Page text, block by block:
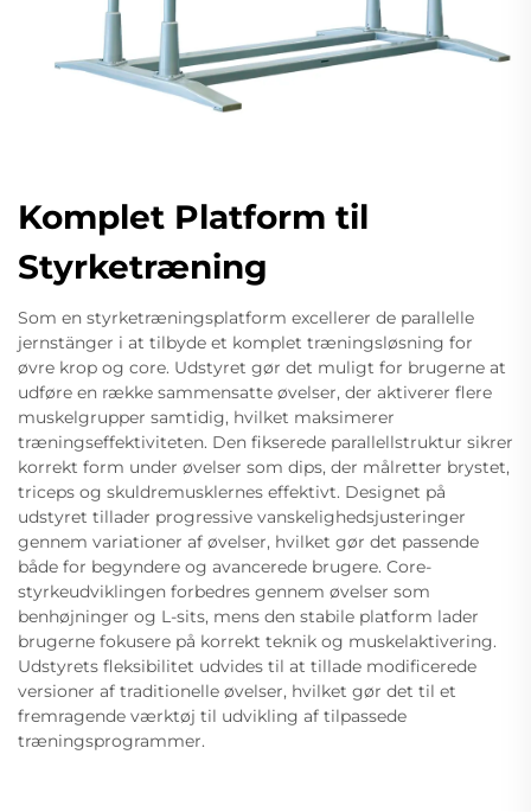
Komplet Platform til
Styrketræning
Som en styrketræningsplatform excellerer de parallelle
jernstänger i at tilbyde et komplet træningsløsning for
øvre krop og core. Udstyret gør det muligt for brugerne at
udføre en række sammensatte øvelser, der aktiverer flere
muskelgrupper samtidig, hvilket maksimerer
træningseffektiviteten. Den fikserede parallellstruktur sikrer
korrekt form under øvelser som dips, der målretter brystet,
triceps og skuldremusklernes effektivt. Designet på
udstyret tillader progressive vanskelighedsjusteringer
gennem variationer af øvelser, hvilket gør det passende
både for begyndere og avancerede brugere. Core-
styrkeudviklingen forbedres gennem øvelser som
benhøjninger og L-sits, mens den stabile platform lader
brugerne fokusere på korrekt teknik og muskelaktivering.
Udstyrets fleksibilitet udvides til at tillade modificerede
versioner af traditionelle øvelser, hvilket gør det til et
fremragende værktøj til udvikling af tilpassede
træningsprogrammer.